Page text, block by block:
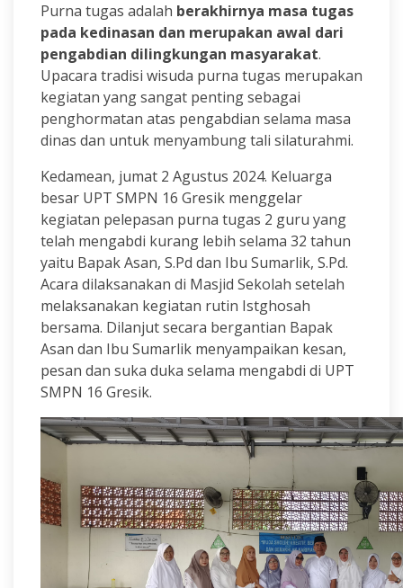
Purna tugas adalah berakhirnya masa tugas
pada kedinasan dan merupakan awal dari
pengabdian dilingkungan masyarakat.
Upacara tradisi wisuda purna tugas merupakan
kegiatan yang sangat penting sebagai
penghormatan atas pengabdian selama masa
dinas dan untuk menyambung tali silaturahmi.
Kedamean, jumat 2 Agustus 2024. Keluarga
besar UPT SMPN 16 Gresik menggelar
kegiatan pelepasan purna tugas 2 guru yang
telah mengabdi kurang lebih selama 32 tahun
yaitu Bapak Asan, S.Pd dan Ibu Sumarlik, S.Pd.
Acara dilaksanakan di Masjid Sekolah setelah
melaksanakan kegiatan rutin Istghosah
bersama. Dilanjut secara bergantian Bapak
Asan dan Ibu Sumarlik menyampaikan kesan,
pesan dan suka duka selama mengabdi di UPT
SMPN 16 Gresik.